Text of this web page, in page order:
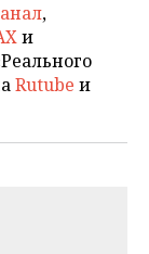
,
и
Rutube и